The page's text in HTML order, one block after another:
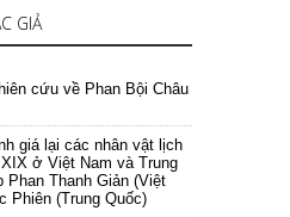
GIẢ
cứu về Phan Bội Châu
giá lại các nhân vật lịch
ở Việt Nam và Trung
Thanh Giản (Việt
Phiên (Trung Quốc)